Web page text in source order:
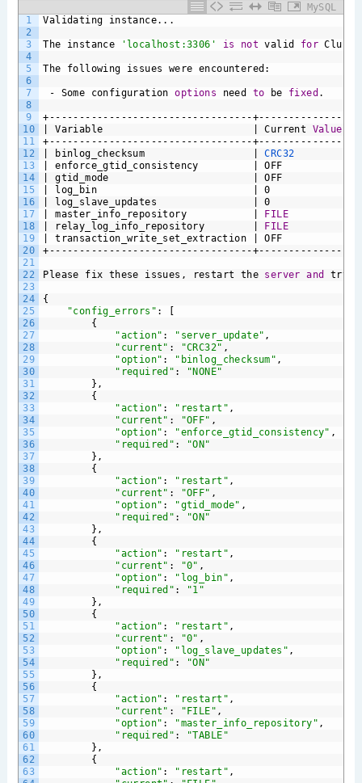
MySQL
1
2
3
4
5
6
7
8
9
10
11
12
13
14
15
16
17
18
19
20
21
22
23
24
25
26
27
28
29
30
31
32
33
34
35
36
37
38
39
40
41
42
43
44
45
46
47
48
49
50
51
52
53
54
55
56
57
58
59
60
61
62
63
Validating instance...
The instance 'localhost:3306' is not valid for
The following issues were encountered:
- Some configuration options need to be fixed .
+----------------------------------+---------------
Variable Current Value
+----------------------------------+---------------
binlog_checksum CRC32
enforce_gtid_consistency OFF
gtid_mode OFF
log_bin 0
log_slave_updates 0
master_info_repository FILE
relay_log_info_repository FILE
transaction_write_set_extraction OFF
+----------------------------------+---------------
Please fix these issues, restart the server and try
{
"config_errors" :
[
{
"action" : "server_update" ,
"current" : "CRC32" ,
"option" : "binlog_checksum" ,
"required" :
"NONE"
},
{
"action" : "restart" ,
"current" : "OFF" ,
"option" : "enforce_gtid_consistency" ,
"required" :
"ON"
},
{
"action" : "restart" ,
"current" : "OFF" ,
"option" : "gtid_mode" ,
"required" :
"ON"
},
{
"action" : "restart" ,
"current" : "0" ,
"option" : "log_bin" ,
"required" :
"1"
},
{
"action" : "restart" ,
"current" : "0" ,
"option" : "log_slave_updates" ,
"required" :
"ON"
},
{
"action" : "restart" ,
"current" : "FILE" ,
"option" : "master_info_repository" ,
"required" :
"TABLE"
},
{
"action" : "restart" ,